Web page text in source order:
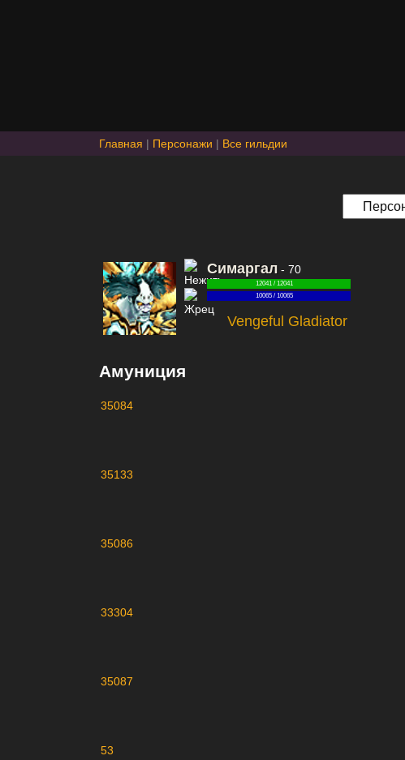
Главная | Персонажи | Все гильдии
Симаргал - 70
12041 / 12041
10065 / 10065
Vengeful Gladiator
Амуниция
35084
35133
35086
33304
35087
53